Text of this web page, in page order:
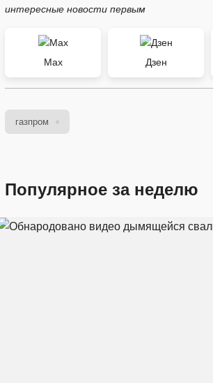
интересные новости первым
Max Дзен
газпром
Популярное за неделю